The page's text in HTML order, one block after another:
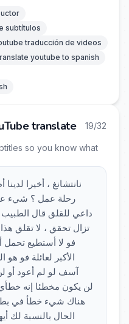
subtítulos
traducción de videos
youtube to spanish
translate 19/32
so you know what
نانتشانغ ، أخيرا
رحلة عمل ؟ شيء
داعي للقلق قال
تزال تحقق ، لا تقلق هذا
فو لا أستطيع تحمل
الأكبر لعائلة فو
آسف لو لم أعود أو
الحال بالنسبة لك